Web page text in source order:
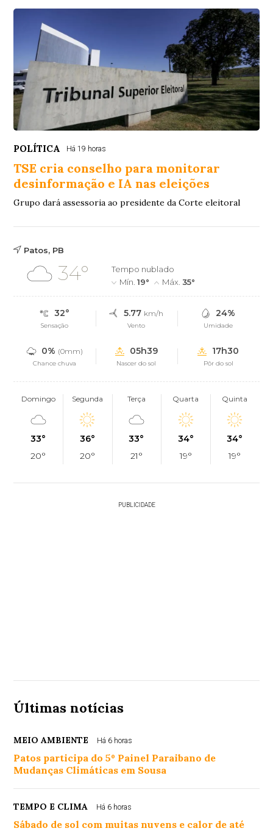
POLÍTICA Há 19 horas
TSE cria conselho para monitorar
desinformação e IA nas eleições
Grupo dará assessoria ao presidente da Corte eleitoral
Patos, PB
34°
Tempo nublado
Mín.19° Máx.35°
32°
Sensação
5.77 km/h
Vento
24%
Umidade
0% (0mm)
Chance chuva
05h39
Nascer do sol
17h30
Pôr do sol
Domingo
33°
20°
Segunda
36°
20°
Terça
33°
21°
Quarta
34°
19°
Quinta
34°
19°
PUBLICIDADE
Últimas notícias
MEIO AMBIENTE Há 6 horas
Patos participa do 5º Painel Paraibano de
Mudanças Climáticas em Sousa
TEMPO E CLIMA Há 6 horas
Sábado de sol com muitas nuvens e calor de até